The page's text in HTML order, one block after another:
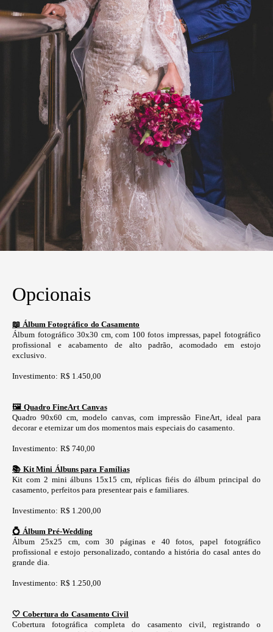
Opcionais
📖 Álbum Fotográfico do Casamento
Álbum fotográfico 30x30 cm, com 100 fotos impressas, papel fotográfico
profissional e acabamento de alto padrão, acomodado em estojo
exclusivo.
Investimento: R$ 1.450,00
🖼️ Quadro FineArt Canvas
Quadro 90x60 cm, modelo canvas, com impressão FineArt, ideal para
decorar e eternizar um dos momentos mais especiais do casamento.
Investimento: R$ 740,00
📚 Kit Mini Álbuns para Famílias
Kit com 2 mini álbuns 15x15 cm, réplicas fiéis do álbum principal do
casamento, perfeitos para presentear pais e familiares.
Investimento: R$ 1.200,00
💍 Álbum Pré-Wedding
Álbum 25x25 cm, com 30 páginas e 40 fotos, papel fotográfico
profissional e estojo personalizado, contando a história do casal antes do
grande dia.
Investimento: R$ 1.250,00
🤍 Cobertura do Casamento Civil
Cobertura fotográfica completa do casamento civil, registrando o